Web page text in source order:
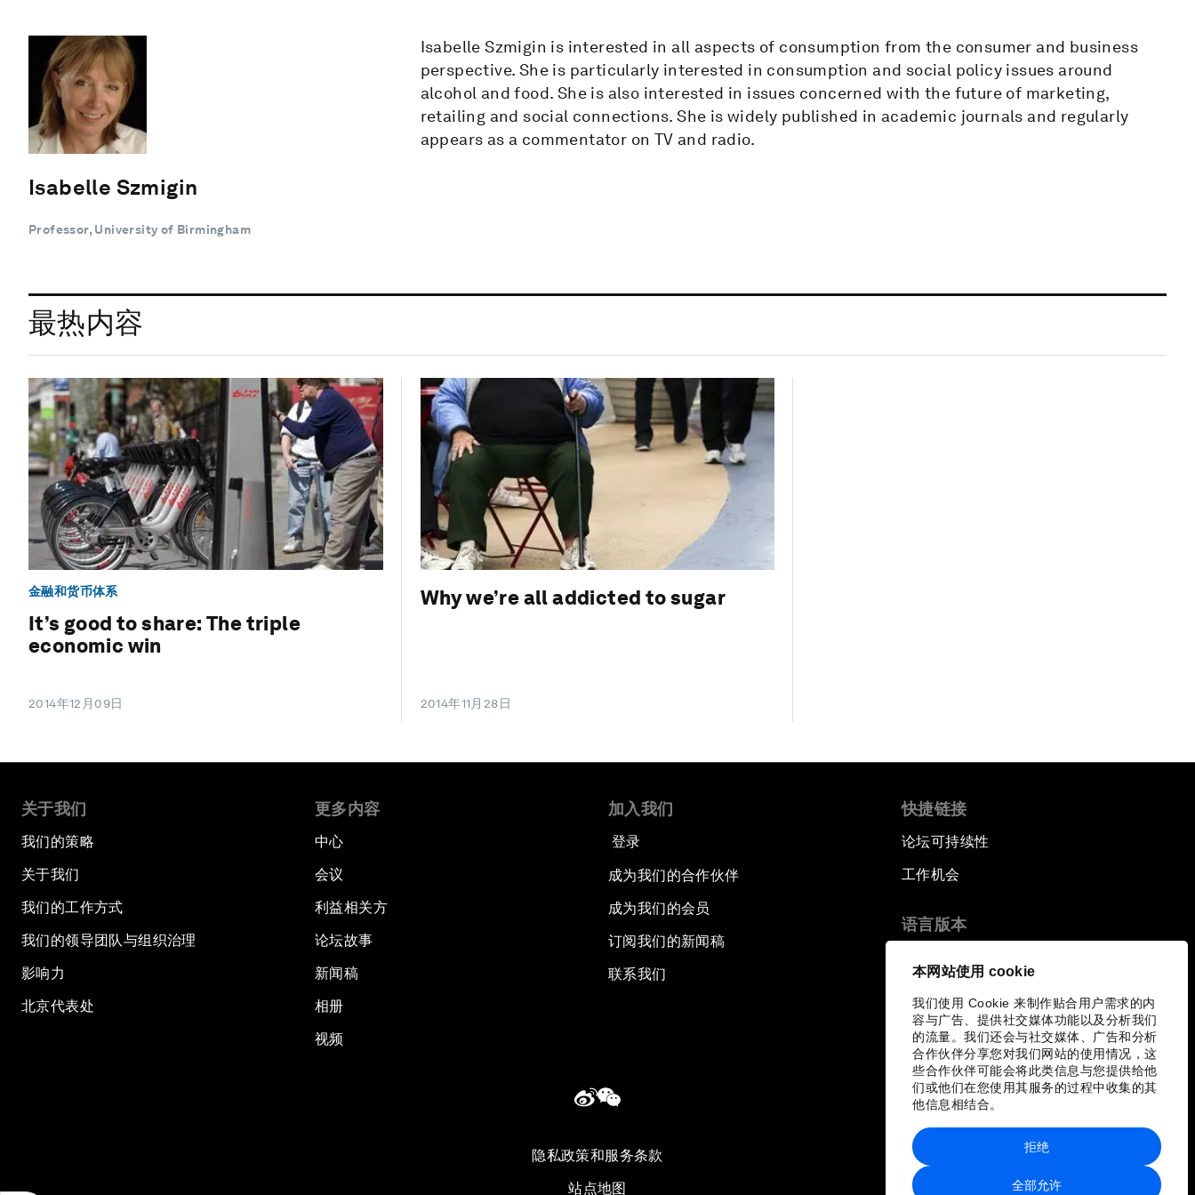
本网站使用 cookie
我们使用 Cookie 来制作贴合用户需求的内
容与广告、提供社交媒体功能以及分析我们
的流量。我们还会与社交媒体、广告和分析
合作伙伴分享您对我们网站的使用情况，这
些合作伙伴可能会将此类信息与您提供给他
们或他们在您使用其服务的过程中收集的其
他信息相结合。
全部允许
拒绝
Isabelle Szmigin
Professor, University of Birmingham
Isabelle Szmigin is interested in all aspects of consumption from the consumer and business
perspective. She is particularly interested in consumption and social policy issues around
alcohol and food. She is also interested in issues concerned with the future of marketing,
retailing and social connections. She is widely published in academic journals and regularly
appears as a commentator on TV and radio.
最热内容
金融和货币体系
It’s good to share: The triple
economic win
2014年12月09日
Why we’re all addicted to sugar
2014年11月28日
关于我们
我们的策略
关于我们
我们的工作方式
我们的领导团队与组织治理
影响力
北京代表处
更多内容
中心
会议
利益相关方
论坛故事
新闻稿
相册
视频
加入我们
登录
成为我们的合作伙伴
成为我们的会员
订阅我们的新闻稿
联系我们
快捷链接
论坛可持续性
工作机会
语言版本
隐私政策和服务条款
站点地图